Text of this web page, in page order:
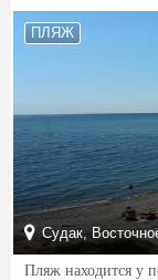
ПЛЯЖ
Судак,
Пляж находится у